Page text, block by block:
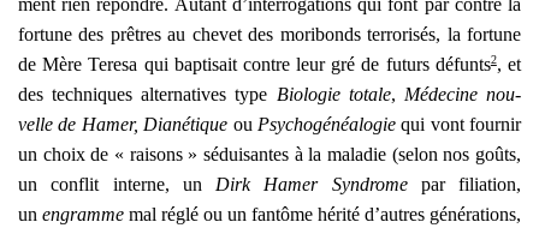
for­tune des prêtres au che­vet des mori­bonds ter­ro­ri­sés, la for­tune
de Mère Tere­sa qui bap­ti­sait contre leur gré de futurs défunts2, et
des tech­niques alter­na­tives type Bio­lo­gie totale, Méde­cine nou­
velle de Hamer, Dia­né­tique ou Psy­cho­gé­néa­lo­giequi vont four­nir
un choix de « rai­sons » sédui­santes à la mala­die (selon nos goûts,
un conflit interne, un Dirk Hamer Syn­dromepar filia­tion,
un engramme mal réglé ou un fan­tôme héri­té d’autres géné­ra­tions,